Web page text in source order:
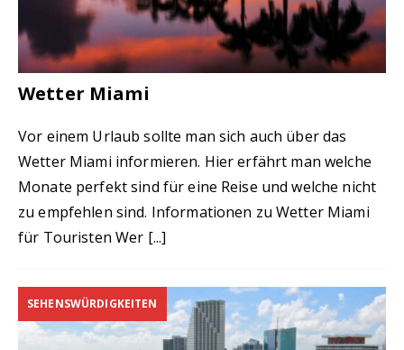
Wetter Miami
Vor einem Urlaub sollte man sich auch über das
Wetter Miami informieren. Hier erfährt man welche
Monate perfekt sind für eine Reise und welche nicht
zu empfehlen sind. Informationen zu Wetter Miami
für Touristen Wer [...]
SEHENSWÜRDIGKEITEN